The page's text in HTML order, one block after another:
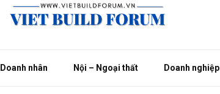
Doanh nhân Nội – Ngoại thất Doanh nghiệp